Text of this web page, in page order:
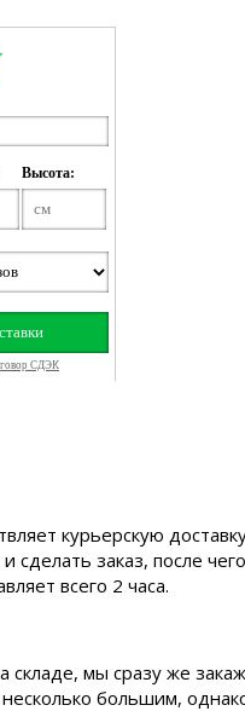
курьерскую
сделать заказ, после
всего 2 часа.
складе, мы сразу же
несколько большим,